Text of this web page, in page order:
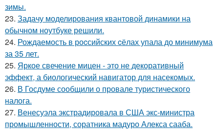
зимы.
23. Задачу моделирования квантовой динамики на
обычном ноутбуке решили.
24. Рождаемость в роcсийских cёлах упала до минимума
за 35 лет.
25. Яркое свечение мицен - это не декоративный
эффект, а биологический навигатор для насекомых.
26. В Госдуме сообщили о провале туристического
налога.
27. Венесуэла экстрадировала в США экс-министра
промышленности, соратника мадуро Алекса сааба.